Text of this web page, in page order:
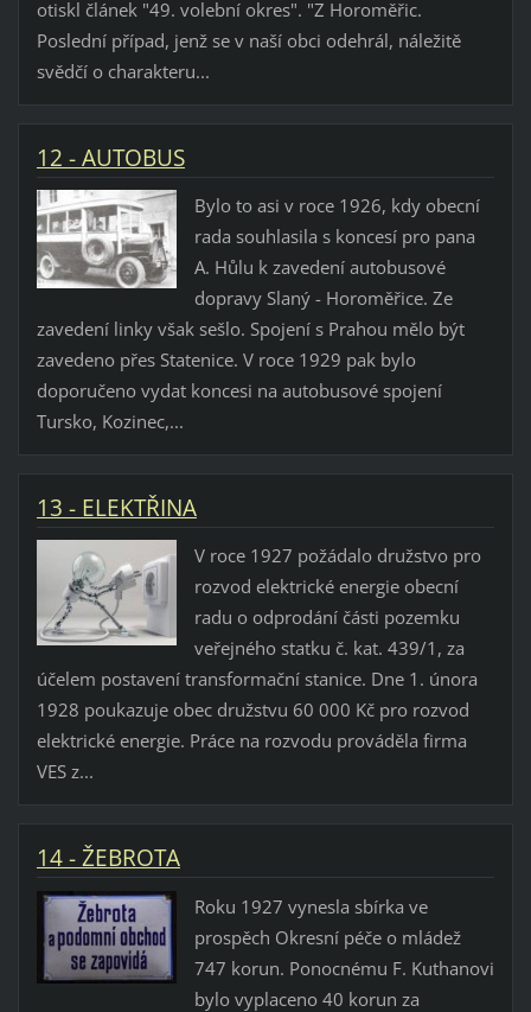
otiskl článek "49. volební okres". "Z Horoměřic.
Poslední případ, jenž se v naší obci odehrál, náležitě
svědčí o charakteru...
12 - AUTOBUS
Bylo to asi v roce 1926, kdy obecní
rada souhlasila s koncesí pro pana
A. Hůlu k zavedení autobusové
dopravy Slaný - Horoměřice. Ze
zavedení linky však sešlo. Spojení s Prahou mělo být
zavedeno přes Statenice. V roce 1929 pak bylo
doporučeno vydat koncesi na autobusové spojení
Tursko, Kozinec,...
13 - ELEKTŘINA
V roce 1927 požádalo družstvo pro
rozvod elektrické energie obecní
radu o odprodání části pozemku
veřejného statku č. kat. 439/1, za
účelem postavení transformační stanice. Dne 1. února
1928 poukazuje obec družstvu 60 000 Kč pro rozvod
elektrické energie. Práce na rozvodu prováděla firma
VES z...
14 - ŽEBROTA
Roku 1927 vynesla sbírka ve
prospěch Okresní péče o mládež
747 korun. Ponocnému F. Kuthanovi
bylo vyplaceno 40 korun za